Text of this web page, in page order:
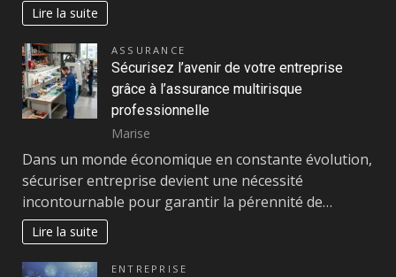
Lire la suite
ASSURANCE
Sécurisez l’avenir de votre entreprise
grâce à l’assurance multirisque
professionnelle
Marise
Dans un monde économique en constante évolution,
sécuriser entreprise devient une nécessité
incontournable pour garantir la pérennité de…
Lire la suite
ENTREPRISE